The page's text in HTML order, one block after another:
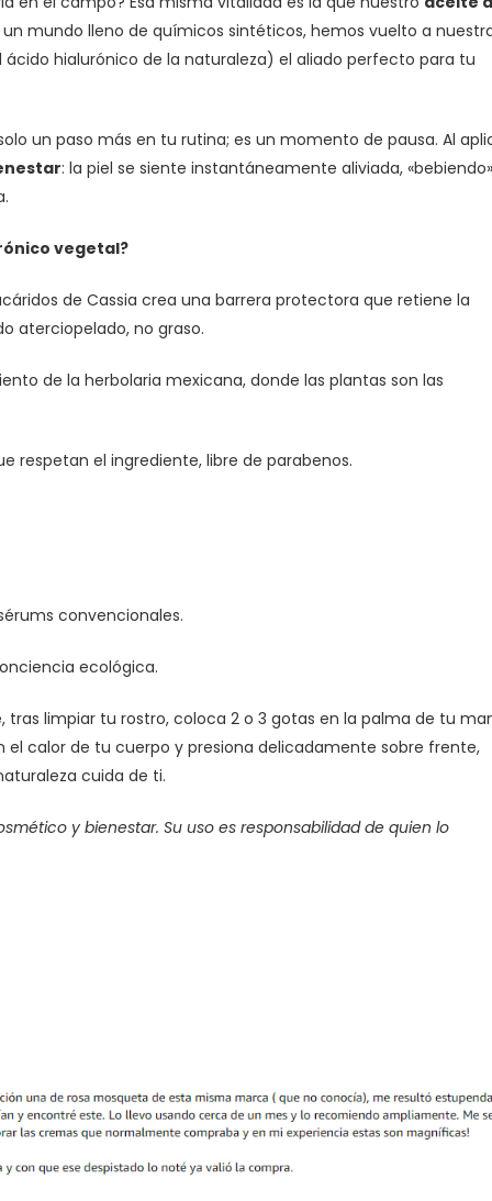
un mundo lleno de químicos sintéticos, hemos vuelto a
hialurónico de la naturaleza) el aliado perfecto para tu
un paso más en tu rutina; es un momento de pausa. Al
: la piel se siente instantáneamente aliviada,
vegetal?
de Cassia crea una barrera protectora que retiene la
aterciopelado, no graso.
de la herbolaria mexicana, donde las plantas son las
respetan el ingrediente, libre de parabenos.
convencionales.
ecológica.
limpiar tu rostro, coloca 2 o 3 gotas en la palma de tu
calor de tu cuerpo y presiona delicadamente sobre frente,
cuida de ti.
y bienestar. Su uso es responsabilidad de quien lo